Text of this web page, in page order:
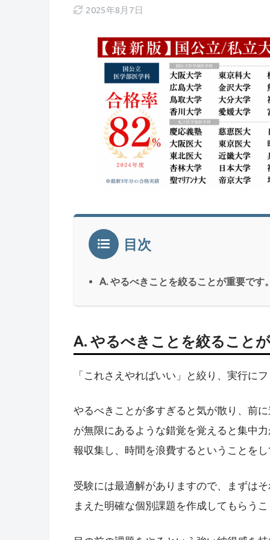
2025年8月7日
目次
A. やるべきことを絞ることが重要です
A. やるべきことを絞ること
「これさえやればいい」と絞り、実行に
やるべきことが多すぎると気が散り、前
が無限にあるような錯覚を覚えると集中
報収集し、時間を浪費するということを
受験には最適解がありますので、まずは
まえた明確な個別課題を作成してもらう